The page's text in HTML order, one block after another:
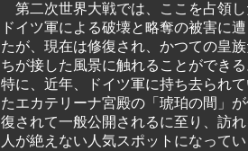
第二次世界大戦では、ここを占領
ドイツ軍による破壊と略奪の被害に
たが、現在は修復され、かつての皇
ちが接した風景に触れることができ
特に、近年、ドイツ軍に持ち去られ
たエカテリーナ宮殿の「琥珀の間」
復されて一般公開されるに至り、訪
人が絶えない人気スポットになってい